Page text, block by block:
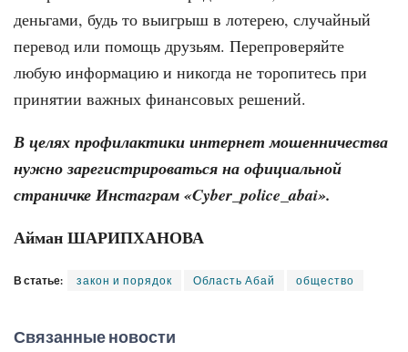
деньгами, будь то вы­игрыш в лотерею, случайный
перевод или помощь друзьям. Перепроверяйте
любую информацию и никогда не торо­питесь при
принятии важных финансо­вых решений.
В целях профилактики интернет мошенничества
нужно зарегистри­роваться на официальной
страничке Инстаграм «Cyber_police_abai».
Айман ШАРИПХАНОВА
В статье: закон и порядок Область Абай общество
Связанные новости